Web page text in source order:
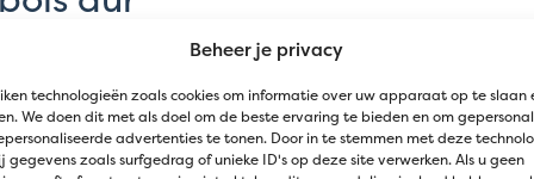
Beheer je privacy
technologieën zoals cookies om informatie over uw apparaat op te slaan
We doen dit met als doel om de beste ervaring te bieden en om
advertenties te tonen. Door in te stemmen met deze
gegevens zoals surfgedrag of unieke ID's op deze site verwerken. Als u geen
A, Châtaignier,